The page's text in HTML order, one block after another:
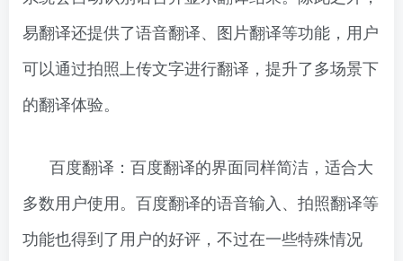
易翻译还提供了语音翻译、图片翻译等功能，用户
可以通过拍照上传文字进行翻译，提升了多场景下
的翻译体验。
百度翻译：百度翻译的界面同样简洁，适合大
多数用户使用。百度翻译的语音输入、拍照翻译等
功能也得到了用户的好评，不过在一些特殊情况